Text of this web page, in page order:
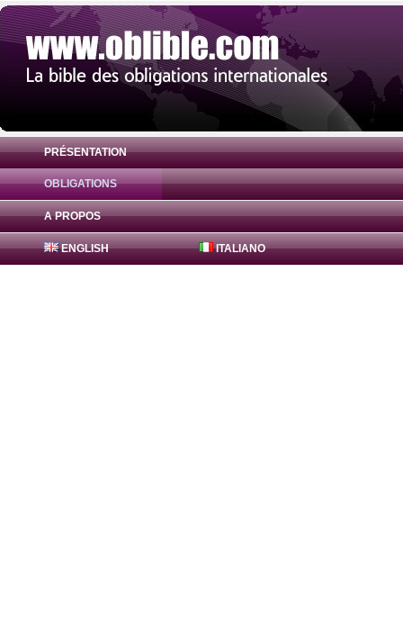
PRÉSENTATION
OBLIGATIONS
A PROPOS
ENGLISH ITALIANO
Obligation AGENCE FRANCAISE DE
EUR